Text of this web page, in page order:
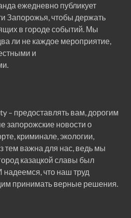
ежедневно публикует
Запорожья, чтобы держать
в городе событий. Мы
ли не каждое мероприятие,
и
– предоставлять вам, дорогим
запорожские новости о
криминале, экологии,
тем важна для нас, ведь мы
казацкой славы был
что наш труд
принимать верные решения.